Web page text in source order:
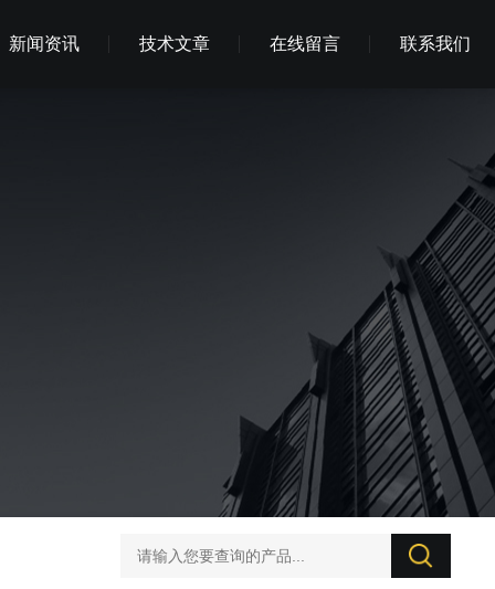
新闻资讯 技术文章 在线留言 联系我们
BZX-20S 变压器直流电阻测试仪 PC57直流电阻测量仪